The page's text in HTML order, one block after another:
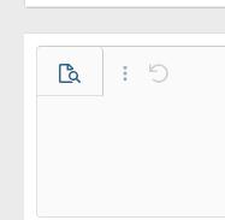
تراجع خيارات إضافية…
معاينة